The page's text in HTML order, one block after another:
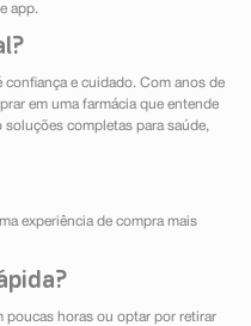
app.
e cuidado. Com anos de
em uma farmácia que entende
soluções completas para saúde,
experiência de compra mais
poucas horas ou optar por retirar